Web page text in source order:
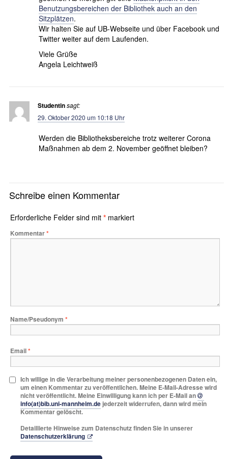
Benutzungsbereichen der Bibliothek auch an den
Sitzplätzen.
Wir halten Sie auf UB-Webseite und über Facebook und
Twitter weiter auf dem Laufenden.
Viele Grüße
Angela Leichtweiß
Studentinsagt:
29. Oktober 2020 um 10:18 Uhr
Werden die Bibliotheksbereiche trotz weiterer Corona
Maßnahmen ab dem 2. November geöffnet bleiben?
Schreibe einen Kommentar
Erforderliche Felder sind mit * markiert
Kommentar*
Name/Pseudonym *
Email*
Ich willige in die Verarbeitung meiner personenbezogenen Daten ein,
um einen Kommentar zu veröffentlichen. Meine E-Mail-Adresse wird
nicht veröffentlicht. Meine Einwilligung kann ich per E-Mail an
info(at)bib.uni-mannheim.de jederzeit widerrufen, dann wird mein
Kommentar gelöscht.
Detaillierte Hinweise zum Datenschutz finden Sie in unserer
Datenschutzerklärung